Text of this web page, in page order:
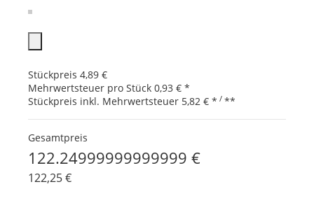
Stückpreis 4,89 €
Mehrwertsteuer pro Stück 0,93 € *
Stückpreis inkl. Mehrwertsteuer 5,82 € * / **
Gesamtpreis
122.24999999999999 €
122,25 €